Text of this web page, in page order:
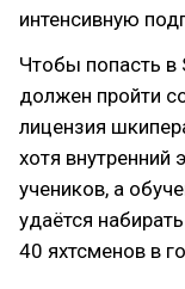
интенсивную
Чтобы попасть в
должен пройти
лицензия
хотя внутренний
учеников, а
удаётся
40 яхтсменов в